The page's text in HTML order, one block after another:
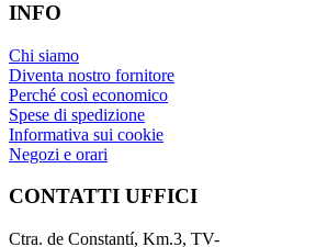
INFO
Chi siamo
Diventa nostro fornitore
Perché così economico
Spese di spedizione
Informativa sui cookie
Negozi e orari
CONTATTI UFFICI
Ctra. de Constantí, Km.3, TV-